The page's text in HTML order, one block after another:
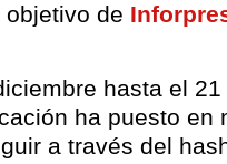
de
hasta el
ha puesto en
a través del